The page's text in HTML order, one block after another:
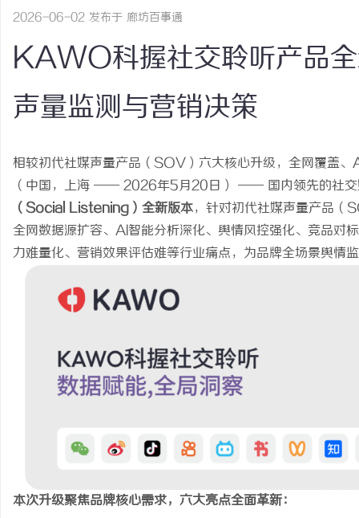
2026-06-02 发布于 廊坊百事通
KAWO科握社交聆听产品
声量监测与营销决策
相较初代社媒声量产品（SOV）六大核心升级，全网覆盖、
（中国，上海 —— 2026年5月20日） —— 国内领先的社交
（Social Listening）全新版本，针对初代社媒声量产品
全网数据源扩容、AI智能分析深化、舆情风控强化、竞品对
力难量化、营销效果评估难等行业痛点，为品牌全场景舆情
本次升级聚焦品牌核心需求，六大亮点全面革新：
上半年北京宣传片制作公司排名推荐：宣传片 不买SEM广告、不发